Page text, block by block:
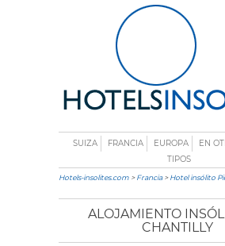
SUIZA FRANCIA EUROPA
EN
TIPOS
Hotels-insolites.com >Francia>Hotel insólito
ALOJAMIENTO
CHANTILLY